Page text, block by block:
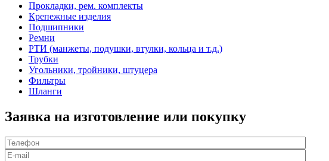
Прокладки, рем. комплекты
Крепежные изделия
Подшипники
Ремни
РТИ (манжеты, подушки, втулки, кольца и т.д.)
Трубки
Угольники, тройники, штуцера
Фильтры
Шланги
Заявка на изготовление или покупку
Телефон
E-mail